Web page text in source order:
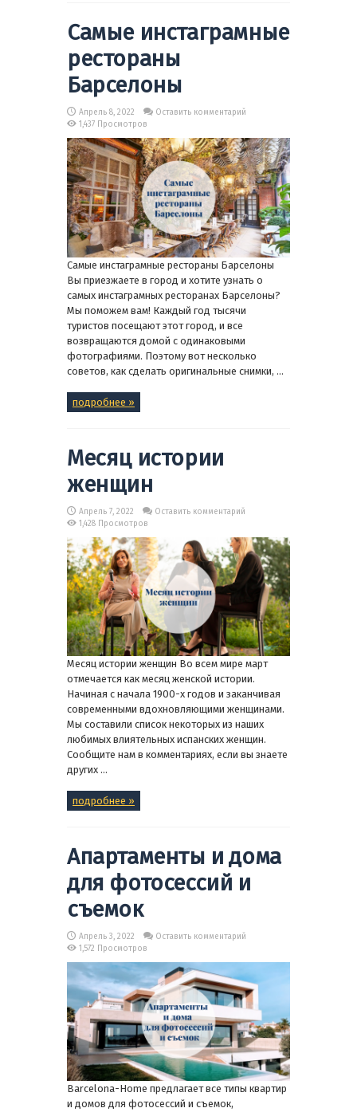
Самые инстаграмные
рестораны
Барселоны
Апрель 8, 2022
Оставить комментарий
1,437 Просмотров
Самые инстаграмные рестораны Барселоны
Вы приезжаете в город и хотите узнать о
самых инстаграмных ресторанах Барселоны?
Мы поможем вам! Каждый год тысячи
туристов посещают этот город, и все
возвращаются домой с одинаковыми
фотографиями. Поэтому вот несколько
советов, как сделать оригинальные снимки, ...
подробнее »
Месяц истории
женщин
Апрель 7, 2022
Оставить комментарий
1,428 Просмотров
Месяц истории женщин Во всем мире март
отмечается как месяц женской истории.
Начиная с начала 1900-х годов и заканчивая
современными вдохновляющими женщинами.
Мы составили список некоторых из наших
любимых влиятельных испанских женщин.
Сообщите нам в комментариях, если вы знаете
других ...
подробнее »
Апартаменты и дома
для фотосессий и
съемок
Апрель 3, 2022
Оставить комментарий
1,572 Просмотров
Barcelona-Home предлагает все типы квартир
и домов для фотосессий и съемок,